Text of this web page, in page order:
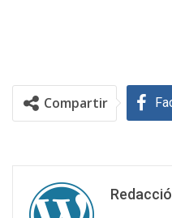
Compartir